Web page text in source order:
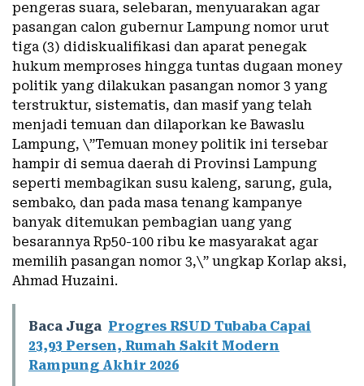
pengeras suara, selebaran, menyuarakan agar
pasangan calon gubernur Lampung nomor urut
tiga (3) didiskualifikasi dan aparat penegak
hukum memproses hingga tuntas dugaan money
politik yang dilakukan pasangan nomor 3 yang
terstruktur, sistematis, dan masif yang telah
menjadi temuan dan dilaporkan ke Bawaslu
Lampung, \”Temuan money politik ini tersebar
hampir di semua daerah di Provinsi Lampung
seperti membagikan susu kaleng, sarung, gula,
sembako, dan pada masa tenang kampanye
banyak ditemukan pembagian uang yang
besarannya Rp50-100 ribu ke masyarakat agar
memilih pasangan nomor 3,\” ungkap Korlap aksi,
Ahmad Huzaini.
Baca Juga Progres RSUD Tubaba Capai
23,93 Persen, Rumah Sakit Modern
Rampung Akhir 2026